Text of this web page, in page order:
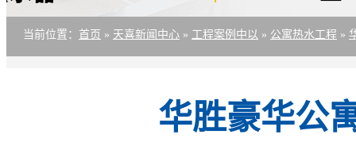
当前位置 ： 首页 » 天喜新闻中心 » 工程案例中以 » 公寓热水工程 »
华胜豪华公